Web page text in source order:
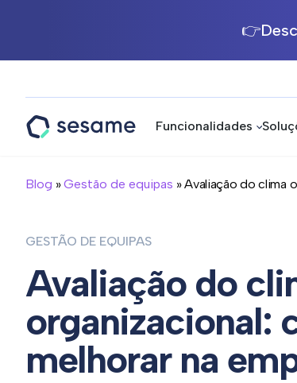
Funcionalidades
Blog »Gestão de equipas » Avaliação do clima
GESTÃO DE EQUIPAS
Avaliação do
organizacional:
melhorar na